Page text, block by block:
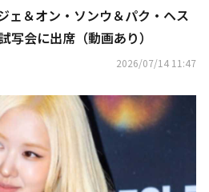
ェ＆オン・ソンウ＆パク・ヘス
写会に出席（動画あり）
2026/07/14 11:47